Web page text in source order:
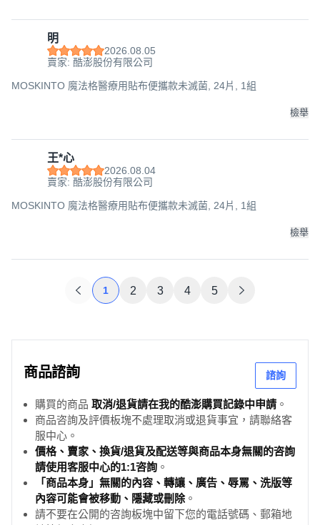
明
2026.08.05
賣家: 酷澎股份有限公司
MOSKINTO 魔法格醫療用貼布便攜款未滅菌, 24片, 1組
檢舉
王*心
2026.08.04
賣家: 酷澎股份有限公司
MOSKINTO 魔法格醫療用貼布便攜款未滅菌, 24片, 1組
檢舉
1 2 3 4 5
商品諮詢 諮詢
購買的商品 取消/退貨請在我的酷澎購買記錄中申請 。
商品咨詢及評價板塊不處理取消或退貨事宜，請聯絡客
服中心。
價格、賣家、換貨/退貨及配送等與商品本身無關的咨詢
請使用客服中心的1:1咨詢 。
「商品本身」無關的內容、轉讓、廣告、辱罵、洗版等
內容可能會被移動、隱藏或刪除。
請不要在公開的咨詢板塊中留下您的電話號碼、郵箱地